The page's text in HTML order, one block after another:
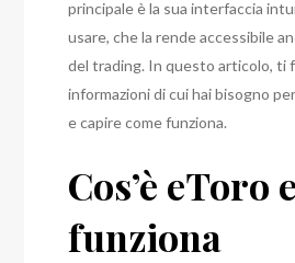
principale è la sua interfaccia
usare, che la rende accessibile
del trading. In questo articolo, ti
informazioni di cui hai bisogno
e capire come funziona.
Cos’è eToro
funziona